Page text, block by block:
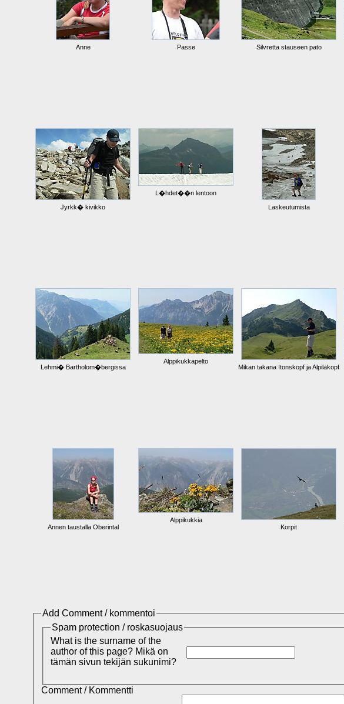
Anne Passe Silvretta stauseen pato
Jyrkk� kivikko
L�hdet��n lentoon
Laskeutumista
Lehmi� Bartholom�bergissa
Alppikukkapelto
Mikan takana Itonskopf ja Alpilakopf
Annen taustalla Oberintal
Alppikukkia
Korpit
Add Comment / kommentoi
Spam protection / roskasuojaus
What is the surname of the
author of this page? Mikä on
tämän sivun tekijän sukunimi?
Comment / Kommentti